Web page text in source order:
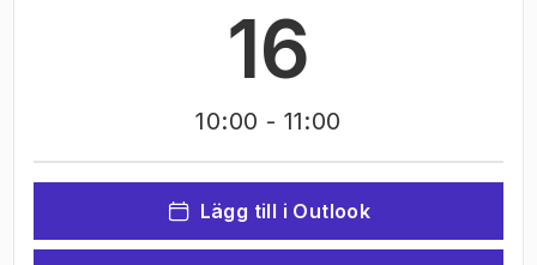
16
10:00 - 11:00
Lägg till i Outlook